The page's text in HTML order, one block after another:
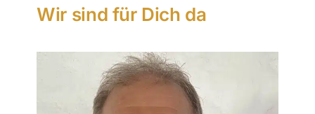
Wir sind für Dich da